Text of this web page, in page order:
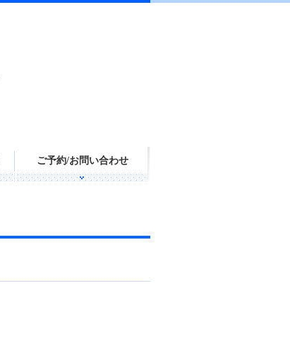
ご予約/お問い合わせ